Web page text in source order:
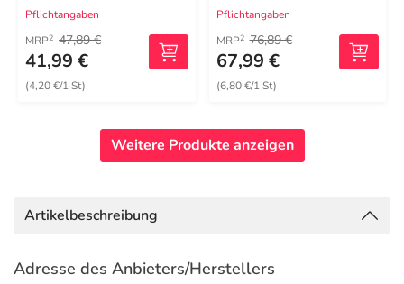
Pflichtangaben
MRP2 47,89 €
41,99 €
(4,20 €/1 St)
Pflichtangaben
MRP2 76,89 €
67,99 €
(6,80 €/1 St)
Weitere Produkte anzeigen
Artikelbeschreibung
Adresse des Anbieters/Herstellers